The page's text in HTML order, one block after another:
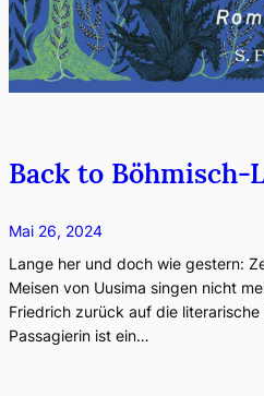
Back to Böhmisch-
Mai 26, 2024
Lange her und doch wie gestern:
Meisen von Uusima singen nicht
Friedrich zurück auf die literarische
Passagierin ist ein…